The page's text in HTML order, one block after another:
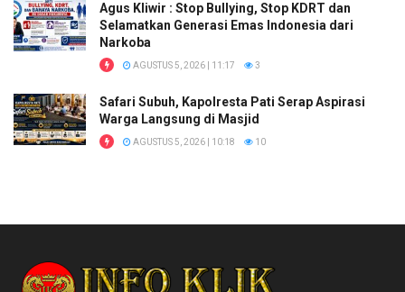
Agus Kliwir : Stop Bullying, Stop KDRT dan
Selamatkan Generasi Emas Indonesia dari
Narkoba
AGUSTUS 5, 2026 | 11:17 3
Safari Subuh, Kapolresta Pati Serap Aspirasi
Warga Langsung di Masjid
AGUSTUS 5, 2026 | 10:18 10